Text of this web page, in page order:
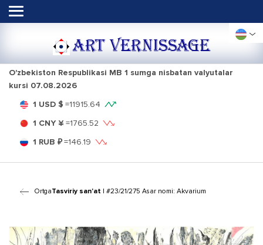
ART VERNISSAGE
O'zbekiston Respublikasi MB 1 sumga nisbatan valyutalar
kursi 07.08.2026
1 USD $ =11915.64
1 CNY ¥ =1765.52
1 RUB ₽=146.19
OrtgaTasviriy san'at | #23/21/275 Asar nomi: Akvarium